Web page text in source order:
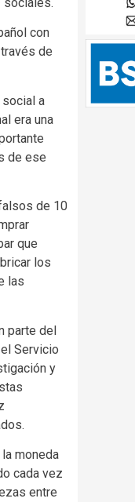
con
de
a
era una
de ese
de 10
que
los
las
parte del
Servicio
y
moneda
cada vez
entre